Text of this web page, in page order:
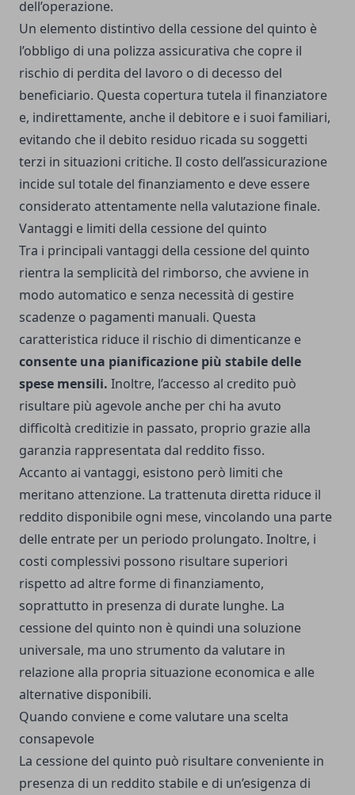
dell’operazione.
Un elemento distintivo della cessione del quinto è
l’obbligo di una polizza assicurativa che copre il
rischio di perdita del lavoro o di decesso del
beneficiario. Questa copertura tutela il finanziatore
e, indirettamente, anche il debitore e i suoi familiari,
evitando che il debito residuo ricada su soggetti
terzi in situazioni critiche. Il costo dell’assicurazione
incide sul totale del finanziamento e deve essere
considerato attentamente nella valutazione finale.
Vantaggi e limiti della cessione del quinto
Tra i principali vantaggi della cessione del quinto
rientra la semplicità del rimborso, che avviene in
modo automatico e senza necessità di gestire
scadenze o pagamenti manuali. Questa
caratteristica riduce il rischio di dimenticanze e
consente una pianificazione più stabile delle
spese mensili. Inoltre, l’accesso al credito può
risultare più agevole anche per chi ha avuto
difficoltà creditizie in passato, proprio grazie alla
garanzia rappresentata dal reddito fisso.
Accanto ai vantaggi, esistono però limiti che
meritano attenzione. La trattenuta diretta riduce il
reddito disponibile ogni mese, vincolando una parte
delle entrate per un periodo prolungato. Inoltre, i
costi complessivi possono risultare superiori
rispetto ad altre forme di finanziamento,
soprattutto in presenza di durate lunghe. La
cessione del quinto non è quindi una soluzione
universale, ma uno strumento da valutare in
relazione alla propria situazione economica e alle
alternative disponibili.
Quando conviene e come valutare una scelta
consapevole
La cessione del quinto può risultare conveniente in
presenza di un reddito stabile e di un’esigenza di